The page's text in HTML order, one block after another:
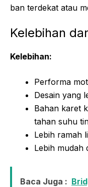
ban terdekat atau
Kelebihan
Kelebihan:
Performa
Desain yang
Bahan karet
tahan suhu
Lebih ramah
Lebih mudah
Baca Juga :